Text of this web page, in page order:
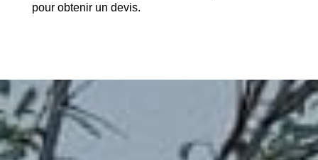
pour obtenir un devis.